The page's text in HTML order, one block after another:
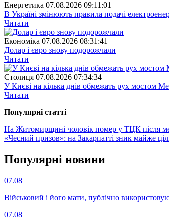
Енергетика 07.08.2026 09:11:01
В Україні змінюють правила подачі
Читати
Економіка 07.08.2026 08:31:41
Долар і євро знову подорожчали
Читати
Столиця 07.08.2026 07:34:34
У Києві на кілька днів обмежать рух мостом
Читати
Популярнi статтi
На Житомирщині чоловік помер у ТЦК після
«Чесний призов»: на Закарпатті зник майже
Популярнi новини
07.08
Військовий і його мати, публічно
07.08